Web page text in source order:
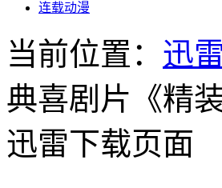
连载动漫
当前位置： 迅
典喜剧片《精
迅雷下载页面